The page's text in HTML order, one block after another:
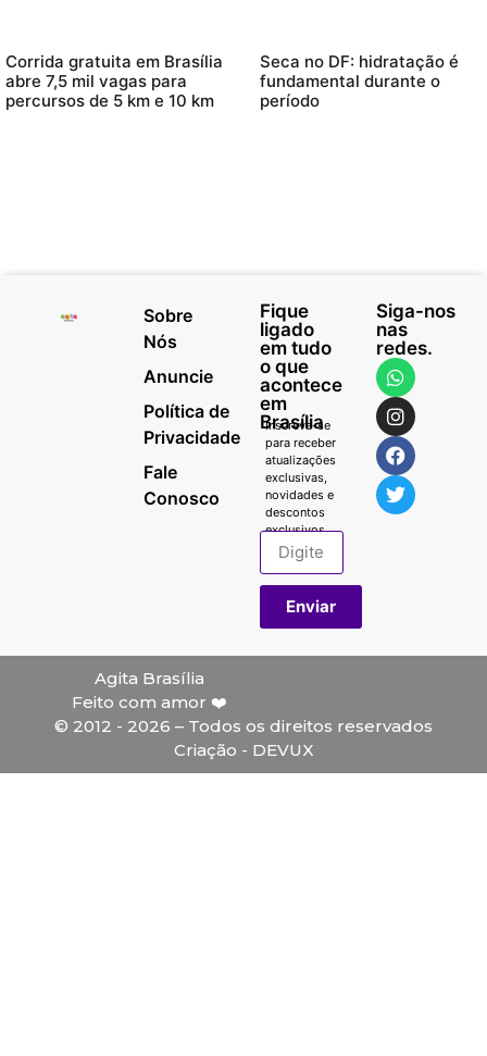
Corrida gratuita em Brasília
abre 7,5 mil vagas para
percursos de 5 km e 10 km
Seca no DF: hidratação é
fundamental durante o
período
Sobre
Nós
Anuncie
Política de
Privacidade
Fale
Conosco
Fique
ligado
em tudo
o que
acontece
em
Brasília
Inscreva-se
para receber
atualizações
exclusivas,
novidades e
descontos
exclusivos.
Enviar
Siga-nos
nas
redes.
Agita Brasília
Feito com amor ❤️
© 2012 - 2026 – Todos os direitos reservados
Criação - DEVUX